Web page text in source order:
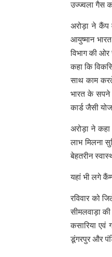
उज्ज्वला गैस
अरोड़ा ने कैंप
आयुष्मान
विभाग की ओर
कहा कि
साथ काम
भारत के सपने
कार्ड जैसी
अरोड़ा ने
लाभ मिलना
बेहतरीन
यहां भी लगे
रविवार को
सीमलवाड़ा
कसारिया एवं
डूंगरपुर और